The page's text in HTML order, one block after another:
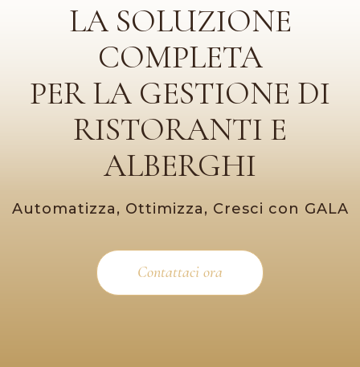
LA SOLUZIONE
COMPLETA
PER LA GESTIONE DI
RISTORANTI E
ALBERGHI
Automatizza, Ottimizza, Cresci con GALA
Contattaci ora